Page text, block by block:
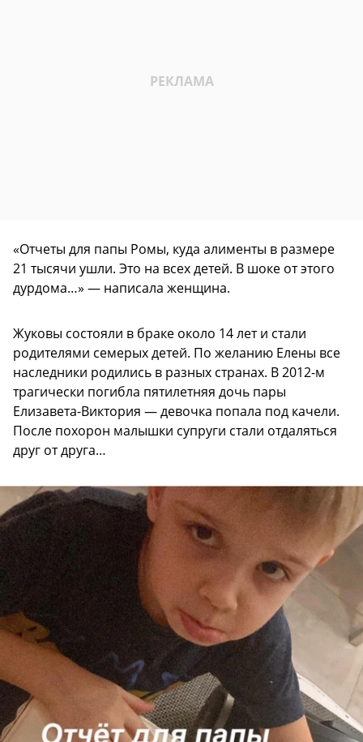
«Отчеты для папы Ромы, куда алименты в размере
21 тысячи ушли. Это на всех детей. В шоке от этого
дурдома…» — написала женщина.
Жуковы состояли в браке около 14 лет и стали
родителями семерых детей. По желанию Елены все
наследники родились в разных странах. В 2012-м
трагически погибла пятилетняя дочь пары
Елизавета-Виктория — девочка попала под качели.
После похорон малышки супруги стали отдаляться
друг от друга…